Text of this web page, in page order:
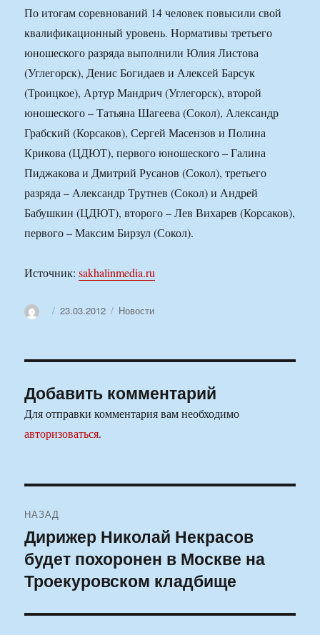
По итогам соревнований 14 человек повысили свой
квалификационный уровень. Нормативы третьего
юношеского разряда выполнили Юлия Листова
(Углегорск), Денис Богидаев и Алексей Барсук
(Троицкое), Артур Мандрич (Углегорск), второй
юношеского – Татьяна Шагеева (Сокол), Александр
Грабский (Корсаков), Сергей Масензов и Полина
Крикова (ЦДЮТ), первого юношеского – Галина
Пиджакова и Дмитрий Русанов (Сокол), третьего
разряда – Александр Трутнев (Сокол) и Андрей
Бабушкин (ЦДЮТ), второго – Лев Вихарев (Корсаков),
первого – Максим Бирзул (Сокол).
Источник:sakhalinmedia.ru
АвторОпубликовано
23.03.2012 Рубрики
Новости
Добавить комментарий
Для отправки комментария вам необходимо
авторизоваться.
по
записям
НАЗАД
Предыдущая
запись:
Дирижер Николай Некрасов
будет похоронен в Москве на
Троекуровском кладбище